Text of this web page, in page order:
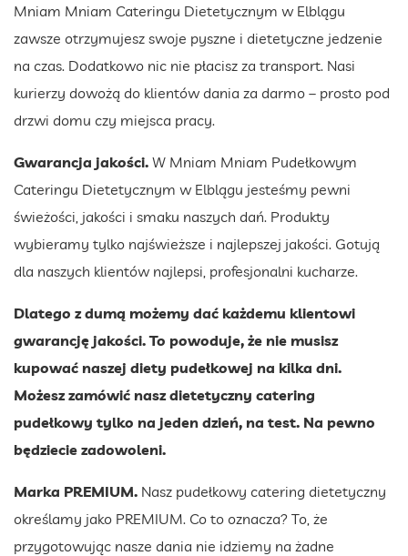
Mniam Mniam Cateringu Dietetycznym w Elblągu
zawsze otrzymujesz swoje pyszne i dietetyczne jedzenie
na czas. Dodatkowo nic nie płacisz za transport. Nasi
kurierzy dowożą do klientów dania za darmo – prosto pod
drzwi domu czy miejsca pracy.
Gwarancja jakości. W Mniam Mniam Pudełkowym
Cateringu Dietetycznym w Elblągu jesteśmy pewni
świeżości, jakości i smaku naszych dań. Produkty
wybieramy tylko najświeższe i najlepszej jakości. Gotują
dla naszych klientów najlepsi, profesjonalni kucharze.
Dlatego z dumą możemy dać każdemu klientowi
gwarancję jakości. To powoduje, że nie musisz
kupować naszej diety pudełkowej na kilka dni.
Możesz zamówić nasz dietetyczny catering
pudełkowy tylko na jeden dzień, na test. Na pewno
będziecie zadowoleni.
Marka PREMIUM. Nasz pudełkowy catering dietetyczny
określamy jako PREMIUM. Co to oznacza? To, że
przygotowując nasze dania nie idziemy na żadne